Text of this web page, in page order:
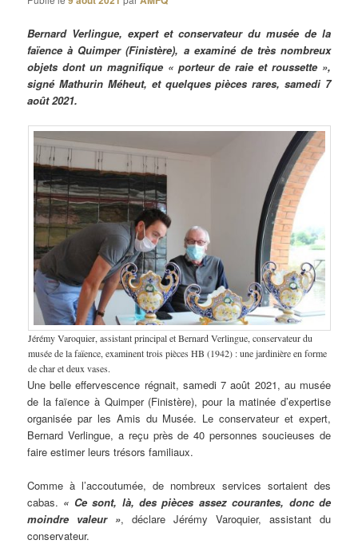
Bernard Verlingue, expert et conservateur du musée de la
faïence à Quimper (Finistère), a examiné de très nombreux
objets dont un magnifique « porteur de raie et roussette »,
signé Mathurin Méheut, et quelques pièces rares, samedi 7
août 2021.
Jérémy Varoquier, assistant principal et Bernard Verlingue, conservateur du
musée de la faïence, examinent trois pièces HB (1942) : une jardinière en forme
de char et deux vases.
Une belle effervescence régnait, samedi 7 août 2021, au musée
de la faïence à Quimper (Finistère), pour la matinée d’expertise
organisée par les Amis du Musée. Le conservateur et expert,
Bernard Verlingue, a reçu près de 40 personnes soucieuses de
faire estimer leurs trésors familiaux.
Comme à l’accoutumée, de nombreux services sortaient des
cabas. « Ce sont, là, des pièces assez courantes, donc de
moindre valeur », déclare Jérémy Varoquier, assistant du
conservateur.